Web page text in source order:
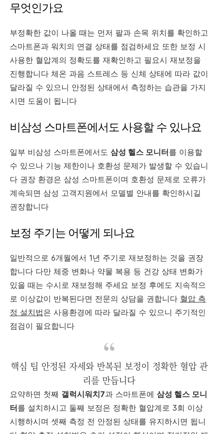
무엇인가요
부정확한 값이 나올 때는 먼저 팔과 손목 위치를 확인하고
스마트폰과 워치의 연결 상태를 점검하세요 또한 보정 시
사용한 혈압계의 정확도를 재확인하고 필요시 재보정을
진행합니다 체온 과음 스트레스 등 신체 상태에 따라 값이
달라질 수 있으니 안정된 상태에서 측정하는 습관을 가지
시면 도움이 됩니다
비삼성 스마트폰에서도 사용할 수 있나요
일부 비삼성 스마트폰에서도 삼성 헬스 모니터를 이용할
수 있으나 기능 제한이나 호환성 문제가 발생할 수 있습니
다 권장 환경은 삼성 스마트폰이며 호환성 문제로 오류가
계속되면 삼성 고객지원에서 모델별 안내를 확인하시길
권장합니다
보정 주기는 어떻게 되나요
일반적으로 6개월에서 1년 주기로 재보정하는 것을 권장
합니다 다만 체중 변화나 약물 복용 등 건강 상태 변화가
있을 때는 수시로 재보정해 주세요 보정 후에도 지속적으
로 이상값이 반복된다면 전문의 상담을 권합니다 혈압 측
정 설치법은 사용환경에 따라 달라질 수 있으니 주기적인
점검이 필요합니다
핵심 팁 안정된 자세와 반복된 보정이 정확한 혈압 관
리를 만듭니다
요약하면 첫째 갤럭시워치7과 스마트폰에 삼성 헬스 모니
터를 설치하시고 둘째 보정은 정확한 혈압계로 3회 이상
시행하시며 셋째 측정 전 안정된 상태를 유지하시면 됩니